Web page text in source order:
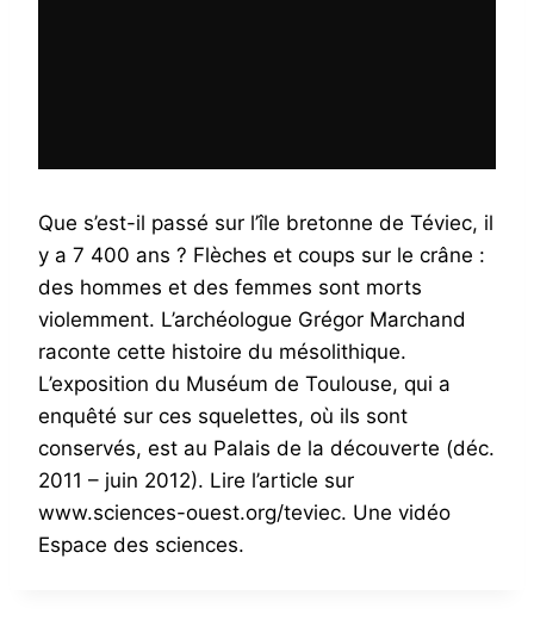
Que s’est-il passé sur l’île bretonne de Téviec, il
y a 7 400 ans ? Flèches et coups sur le crâne :
des hommes et des femmes sont morts
violemment. L’archéologue Grégor Marchand
raconte cette histoire du mésolithique.
L’exposition du Muséum de Toulouse, qui a
enquêté sur ces squelettes, où ils sont
conservés, est au Palais de la découverte (déc.
2011 – juin 2012). Lire l’article sur
www.sciences-ouest.org/teviec. Une vidéo
Espace des sciences.